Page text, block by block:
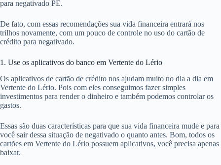
para negativado PE.
De fato, com essas recomendações sua vida financeira entrará nos
trilhos novamente, com um pouco de controle no uso do cartão de
crédito para negativado.
1. Use os aplicativos do banco em Vertente do Lério
Os aplicativos de cartão de crédito nos ajudam muito no dia a dia em
Vertente do Lério. Pois com eles conseguimos fazer simples
investimentos para render o dinheiro e também podemos controlar os
gastos.
Essas são duas características para que sua vida financeira mude e para
você sair dessa situação de negativado o quanto antes. Bom, todos os
cartões em Vertente do Lério possuem aplicativos, você precisa apenas
baixar.